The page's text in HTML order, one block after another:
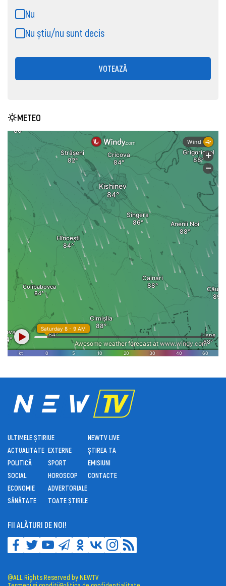
Nu
Nu știu/nu sunt decis
VOTEAZĂ
METEO
ULTIMELE ȘTIRI
ACTUALITATE
POLITICĂ
SOCIAL
ECONOMIE
SĂNĂTATE
UE
EXTERNE
SPORT
HOROSCOP
ADVERTORIALE
TOATE ȘTIRILE
NEWTV LIVE
ȘTIREA TA
EMISIUNI
CONTACTE
FII ALĂTURI DE NOI!
@ALL Rights Reserved by NEWTV